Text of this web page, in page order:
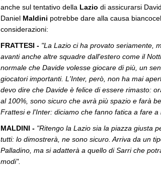
anche sul tentativo della Lazio di assicurarsi
Daniel Maldini potrebbe dare alla causa
considerazioni:
FRATTESI - "La Lazio ci ha provato seriamente,
avanti anche altre squadre dall'estero come il
normale che Davide volesse giocare di più, un
giocatori importanti. L'Inter, però, non ha mai
devo dire che Davide è felice di essere rimasto:
al 100%, sono sicuro che avrà più spazio e farà
Frattesi e l'Inter: diciamo che fanno fatica a fare a
MALDINI - "Ritengo la Lazio sia la piazza giusta
tutti: lo dimostrerà, ne sono sicuro. Arriva da un
Palladino, ma si adatterà a quello di Sarri che
modi".